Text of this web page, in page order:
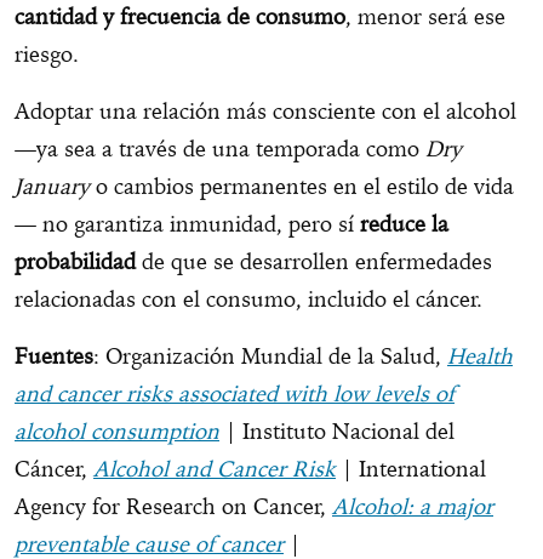
cantidad y frecuencia de consumo, menor será ese
riesgo.
Adoptar una relación más consciente con el alcohol
—ya sea a través de una temporada como Dry
Januaryo cambios permanentes en el estilo de vida
— no garantiza inmunidad, pero sí reduce la
probabilidadde que se desarrollen enfermedades
relacionadas con el consumo, incluido el cáncer.
Fuentes: Organización Mundial de la Salud, Health
and cancer risks associated with low levels of
alcohol consumption | Instituto Nacional del
Cáncer,Alcohol and Cancer Risk| International
Agency for Research on Cancer,Alcohol: a major
preventable cause of cancer|